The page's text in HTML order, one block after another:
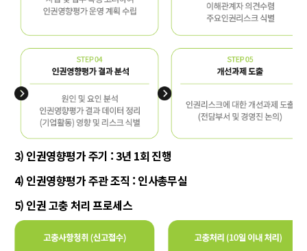
3) 인권영향평가 주기 :3년 1회 진행
4) 인권영향평가 주관 조직 : 인사총무실
5) 인권 고충 처리 프로세스